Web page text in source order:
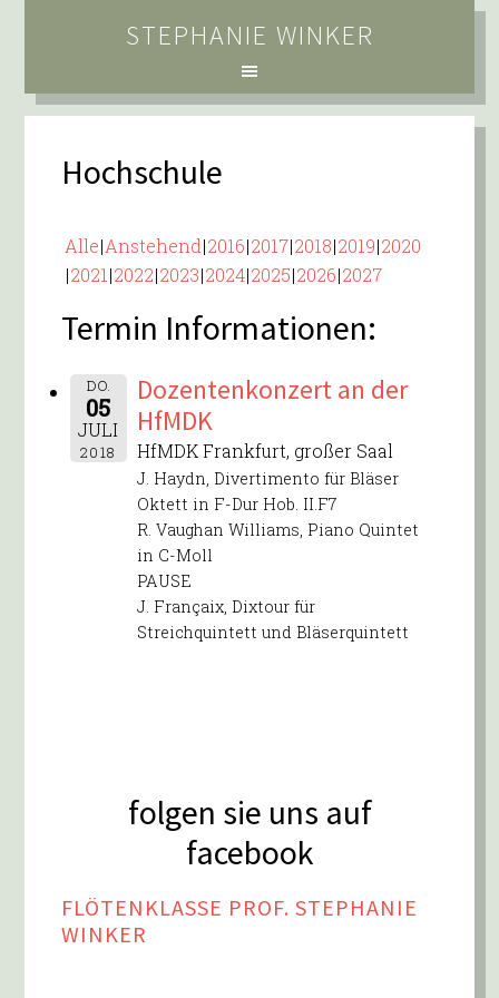
STEPHANIE WINKER
Hochschule
Alle Anstehend 2016 2017 2018 2019 2020
2021 2022 2023 2024 2025 2026 2027
Termin Informationen:
DO.
05
JULI
2018
Dozentenkonzert an der
HfMDK
HfMDK Frankfurt, großer Saal
J. Haydn, Divertimento für Bläser
Oktett in F-Dur Hob. II.F7
R. Vaughan Williams, Piano Quintet
in C-Moll
PAUSE
J. Françaix, Dixtour für
Streichquintett und Bläserquintett
folgen sie uns auf
facebook
FLÖTENKLASSE PROF. STEPHANIE
WINKER